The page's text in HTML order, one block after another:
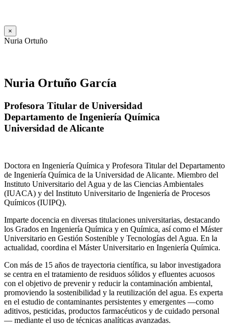
×
Nuria Ortuño
Nuria Ortuño García
Profesora Titular de Universidad
Departamento de Ingeniería Química
Universidad de Alicante
Doctora en Ingeniería Química y Profesora Titular del Departamento
de Ingeniería Química de la Universidad de Alicante. Miembro del
Instituto Universitario del Agua y de las Ciencias Ambientales
(IUACA) y del Instituto Universitario de Ingeniería de Procesos
Químicos (IUIPQ).
Imparte docencia en diversas titulaciones universitarias, destacando
los Grados en Ingeniería Química y en Química, así como el Máster
Universitario en Gestión Sostenible y Tecnologías del Agua. En la
actualidad, coordina el Máster Universitario en Ingeniería Química.
Con más de 15 años de trayectoria científica, su labor investigadora
se centra en el tratamiento de residuos sólidos y efluentes acuosos
con el objetivo de prevenir y reducir la contaminación ambiental,
promoviendo la sostenibilidad y la reutilización del agua. Es experta
en el estudio de contaminantes persistentes y emergentes —como
aditivos, pesticidas, productos farmacéuticos y de cuidado personal
— mediante el uso de técnicas analíticas avanzadas.